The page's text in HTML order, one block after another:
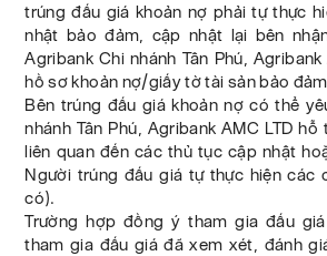
trúng đấu giá khoản nợ phải tự thực
nhật bảo đảm, cập nhật lại bên
Agribank Chi nhánh Tân Phú,
hồ sơ khoản nợ/giấy tờ tài sản bảo
Bên trúng đấu giá khoản nợ có thể
nhánh Tân Phú, Agribank AMC LTD
liên quan đến các thủ tục cập nhật
Người trúng đấu giá tự thực hiện các
có).
Trường hợp đồng ý tham gia đấu
tham gia đấu giá đã xem xét, đánh